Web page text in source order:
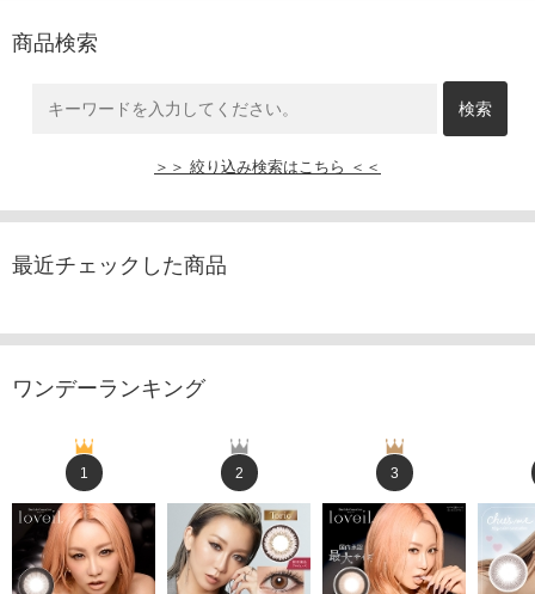
商品検索
＞＞ 絞り込み検索はこちら ＜＜
最近チェックした商品
ワンデーランキング
1 2 3